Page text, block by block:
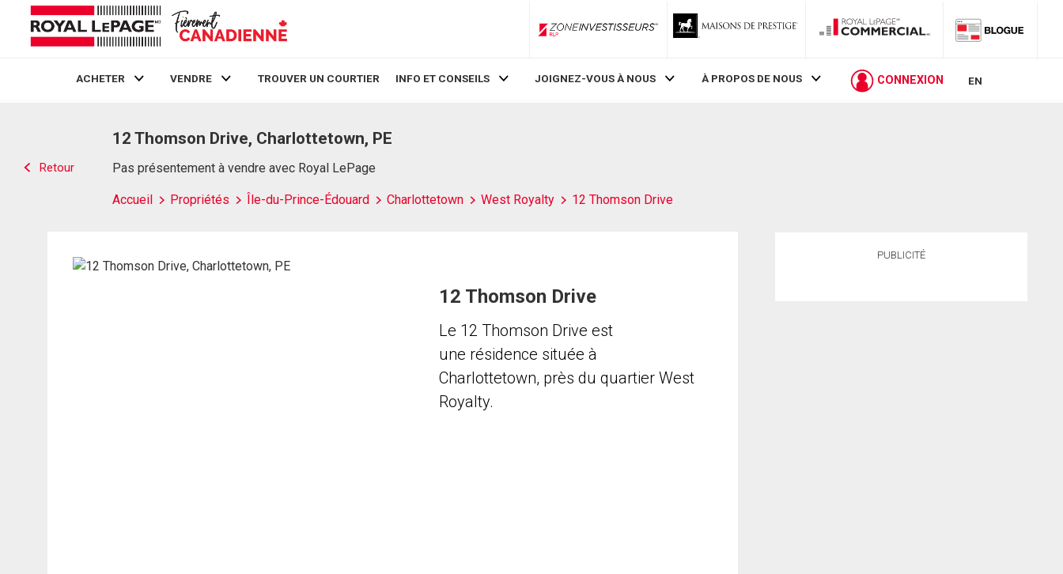
ZoneInvestisseurs RLP
ACHETER VENDRE TROUVER UN COURTIER INFO ET CONSEILS JOIGNEZ-VOUS À NOUS À PROPOS DE NOUS CONNEXION EN
Retour
12 Thomson Drive, Charlottetown, PE
Pas présentement à vendre avec Royal LePage
Accueil Propriétés Île-du-Prince-Édouard Charlottetown West Royalty 12 Thomson Drive
12 Thomson Drive
Le 12 Thomson Drive est
une résidence située à
Charlottetown, près du quartier West
Royalty.
PUBLICITÉ